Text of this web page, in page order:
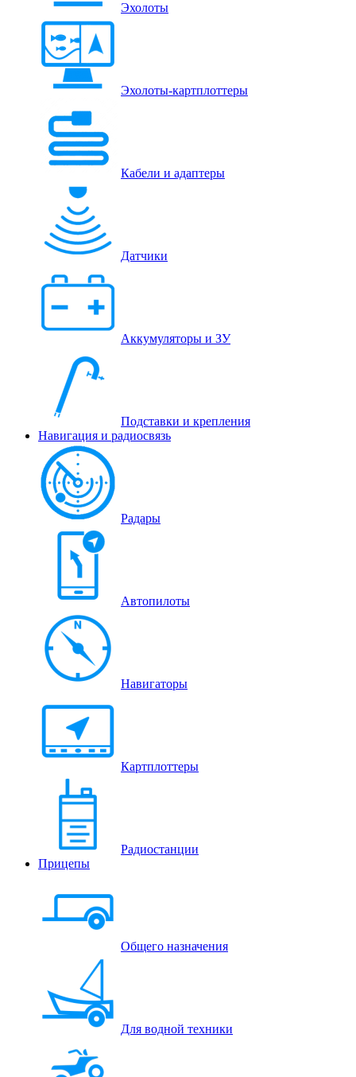
Эхолоты
Эхолоты-картплоттеры
Кабели и адаптеры
Датчики
Аккумуляторы и ЗУ
Подставки и крепления
Навигация и радиосвязь
Радары
Автопилоты
Навигаторы
Картплоттеры
Радиостанции
Прицепы
Общего назначения
Для водной техники